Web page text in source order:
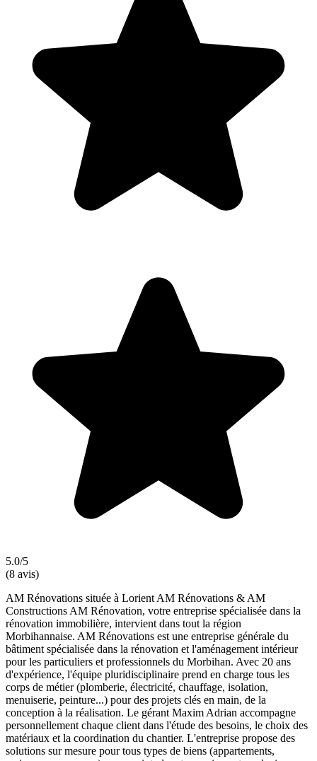
5.0/5
(8 avis)
AM Rénovations située à Lorient AM Rénovations & AM
Constructions AM Rénovation, votre entreprise spécialisée dans la
rénovation immobilière, intervient dans tout la région
Morbihannaise. AM Rénovations est une entreprise générale du
bâtiment spécialisée dans la rénovation et l'aménagement intérieur
pour les particuliers et professionnels du Morbihan. Avec 20 ans
d'expérience, l'équipe pluridisciplinaire prend en charge tous les
corps de métier (plomberie, électricité, chauffage, isolation,
menuiserie, peinture...) pour des projets clés en main, de la
conception à la réalisation. Le gérant Maxim Adrian accompagne
personnellement chaque client dans l'étude des besoins, le choix des
matériaux et la coordination du chantier. L'entreprise propose des
solutions sur mesure pour tous types de biens (appartements,